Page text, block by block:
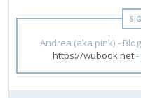
Andrea (aka pink) - Blog
https://wubook.net-